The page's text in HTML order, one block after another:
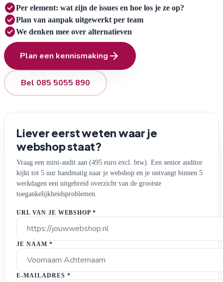
check_circlePer element: wat zijn de issues en hoe los je ze op?
check_circlePlan van aanpak uitgewerkt per team
check_circleWe denken mee over alternatieven
Plan een kennismaking arrow_forward
Bel 085 5055 890
Liever eerst weten waar je
webshop staat?
Vraag een mini-audit aan (495 euro excl. btw). Een senior auditor
kijkt tot 5 uur handmatig naar je webshop en je ontvangt binnen 5
werkdagen een uitgebreid overzicht van de grootste
toegankelijkheidsproblemen.
URL VAN JE WEBSHOP*
JE NAAM *
E-MAILADRES *